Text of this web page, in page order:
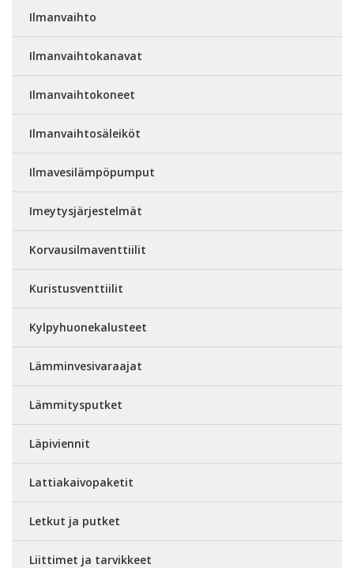
Ilmanvaihto
Ilmanvaihtokanavat
Ilmanvaihtokoneet
Ilmanvaihtosäleiköt
Ilmavesilämpöpumput
Imeytysjärjestelmät
Korvausilmaventtiilit
Kuristusventtiilit
Kylpyhuonekalusteet
Lämminvesivaraajat
Lämmitysputket
Läpiviennit
Lattiakaivopaketit
Letkut ja putket
Liittimet ja tarvikkeet